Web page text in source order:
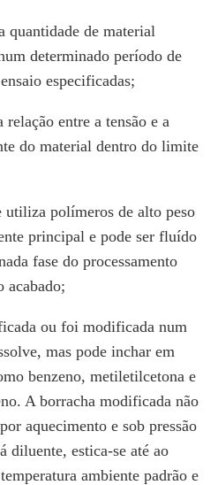
quantidade de material
determinado período de
especificadas;
entre a tensão e a
do material dentro do limite
polímeros de alto peso
principal e pode ser fluído
fase do processamento
acabado;
ou foi modificada num
mas pode inchar em
benzeno, metiletilcetona e
A borracha modificada não
aquecimento e sob pressão
diluente, estica-se até ao
ambiente padrão e